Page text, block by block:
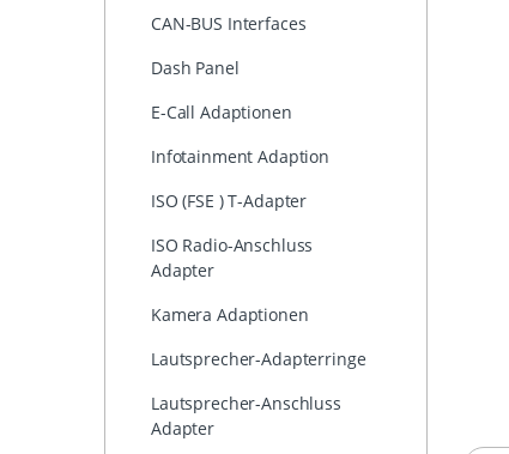
CAN-BUS Interfaces
Dash Panel
E-Call Adaptionen
Infotainment Adaption
ISO (FSE ) T-Adapter
ISO Radio-Anschluss
Adapter
Kamera Adaptionen
Lautsprecher-Adapterringe
Lautsprecher-Anschluss
Adapter